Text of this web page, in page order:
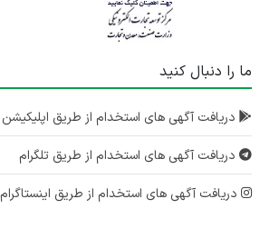
ما را دنبال کنید
دریافت آگهی های استخدام از طریق اپلیکیشن
دریافت آگهی های استخدام از طریق تلگرام
دریافت آگهی های استخدام از طریق اینستاگرام